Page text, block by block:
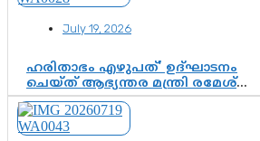
July 19, 2026
ഹരിതാഭം എഴുപത്’ ഉദ്ഘാടനം
ചെയ്ത് ആഭ്യന്തര മന്ത്രി രമേശ്
ചെന്നിത്തല; ആർ. ഹരികുമാറിന്റെ
സപ്തതി ആഘോഷങ്ങൾക്ക്
പ്രൗഢമായ തുടക്കം